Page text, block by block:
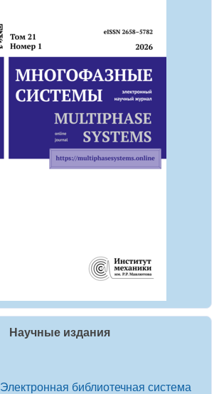
Научные издания
Электронная библиотечная система